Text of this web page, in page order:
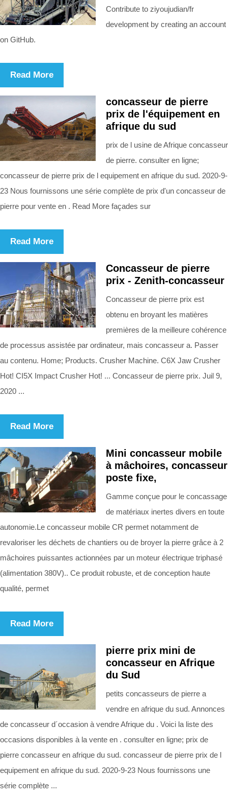
Contribute to ziyoujudian/fr
development by creating an account
on GitHub.
Read More
concasseur de pierre
prix de l'équipement en
afrique du sud
prix de l usine de Afrique concasseur
de pierre. consulter en ligne;
concasseur de pierre prix de l equipement en afrique du sud. 2020-9-
23 Nous fournissons une série complète de prix d'un concasseur de
pierre pour vente en . Read More façades sur
Read More
Concasseur de pierre
prix - Zenith-concasseur
Concasseur de pierre prix est
obtenu en broyant les matières
premières de la meilleure cohérence
de processus assistée par ordinateur, mais concasseur a. Passer
au contenu. Home; Products. Crusher Machine. C6X Jaw Crusher
Hot! CI5X Impact Crusher Hot! ... Concasseur de pierre prix. Juil 9,
2020 ...
Read More
Mini concasseur mobile
à mâchoires, concasseur
poste fixe,
Gamme conçue pour le concassage
de matériaux inertes divers en toute
autonomie.Le concasseur mobile CR permet notamment de
revaloriser les déchets de chantiers ou de broyer la pierre grâce à 2
mâchoires puissantes actionnées par un moteur électrique triphasé
(alimentation 380V).. Ce produit robuste, et de conception haute
qualité, permet
Read More
pierre prix mini de
concasseur en Afrique
du Sud
petits concasseurs de pierre a
vendre en afrique du sud. Annonces
de concasseur d´occasion à vendre Afrique du . Voici la liste des
occasions disponibles à la vente en . consulter en ligne; prix de
pierre concasseur en afrique du sud. concasseur de pierre prix de l
equipement en afrique du sud. 2020-9-23 Nous fournissons une
série complète ...